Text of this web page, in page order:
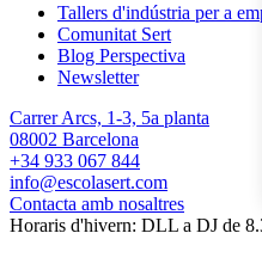
Tallers d'indústria per a
Comunitat Sert
Blog Perspectiva
Newsletter
Carrer Arcs, 1-3, 5a planta
08002 Barcelona
+34 933 067 844
info@escolasert.com
Contacta amb nosaltres
Horaris d'hivern: DLL a DJ de